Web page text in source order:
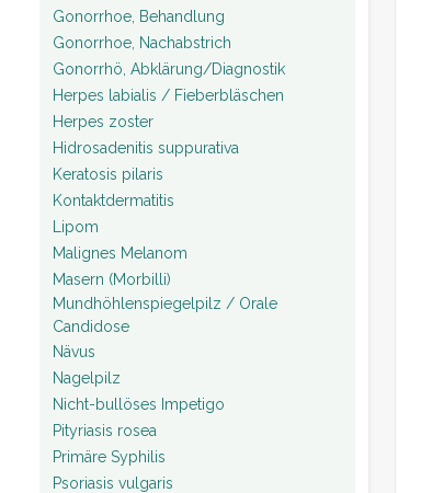
Gonorrhoe, Behandlung
Gonorrhoe, Nachabstrich
Gonorrhö, Abklärung/Diagnostik
Herpes labialis / Fieberbläschen
Herpes zoster
Hidrosadenitis suppurativa
Keratosis pilaris
Kontaktdermatitis
Lipom
Malignes Melanom
Masern (Morbilli)
Mundhöhlenspiegelpilz / Orale
Candidose
Nävus
Nagelpilz
Nicht-bullöses Impetigo
Pityriasis rosea
Primäre Syphilis
Psoriasis vulgaris